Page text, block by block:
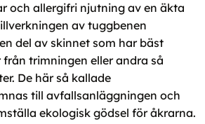
och allergifri njutning av en äkta
av tuggbenen
del av skinnet som har bäst
trimningen eller andra så
De här så kallade
till avfallsanläggningen och
ekologisk gödsel för åkrarna.